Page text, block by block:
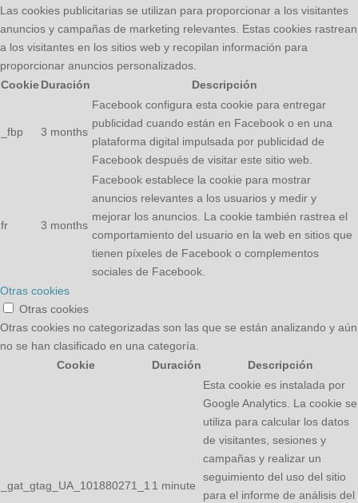
Las cookies publicitarias se utilizan para proporcionar a los visitantes
anuncios y campañas de marketing relevantes. Estas cookies rastrean
a los visitantes en los sitios web y recopilan información para
proporcionar anuncios personalizados.
CookieDuración Descripción
_fbp 3 months
Facebook configura esta cookie para entregar
publicidad cuando están en Facebook o en una
plataforma digital impulsada por publicidad de
Facebook después de visitar este sitio web.
fr 3 months
Facebook establece la cookie para mostrar
anuncios relevantes a los usuarios y medir y
mejorar los anuncios. La cookie también rastrea el
comportamiento del usuario en la web en sitios que
tienen píxeles de Facebook o complementos
sociales de Facebook.
Otras cookies
Otras cookies
Otras cookies no categorizadas son las que se están analizando y aún
no se han clasificado en una categoría.
Cookie
Duración Descripción
_gat_gtag_UA_101880271_1 1 minute
Esta cookie es instalada por
Google Analytics. La cookie se
utiliza para calcular los datos
de visitantes, sesiones y
campañas y realizar un
seguimiento del uso del sitio
para el informe de análisis del